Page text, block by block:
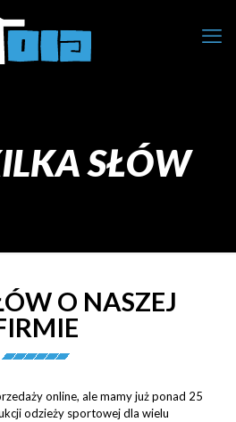
SŁÓW
O NASZEJ
online, ale mamy już ponad 25
odzieży sportowej dla wielu